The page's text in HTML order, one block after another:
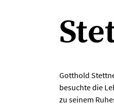
Gotthold
besuchte die
zu seinem